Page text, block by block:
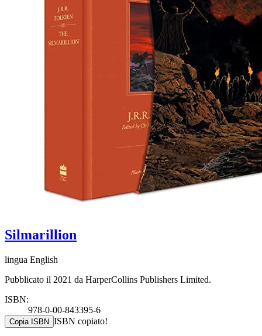
Silmarillion
lingua English
Pubblicato il 2021 da HarperCollins Publishers Limited.
ISBN:
978-0-00-843395-6
Copia ISBN ISBN copiato!